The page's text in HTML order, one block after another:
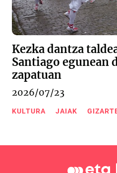
Kezka dantza
Santiago egunean
zapatuan
2026/07/23
KULTURA JAIAK